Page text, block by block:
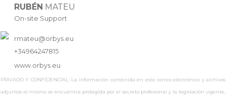
RUBÉN MATEU
On-site Support
rmateu@orbys.eu
+34964247815
www.orbys.eu
PRIVADO Y CONFIDENCIAL: La información contenida en este correo electrónico y archivos
adjuntos al mismo se encuentra protegida por el secreto profesional y la legislación vigente,